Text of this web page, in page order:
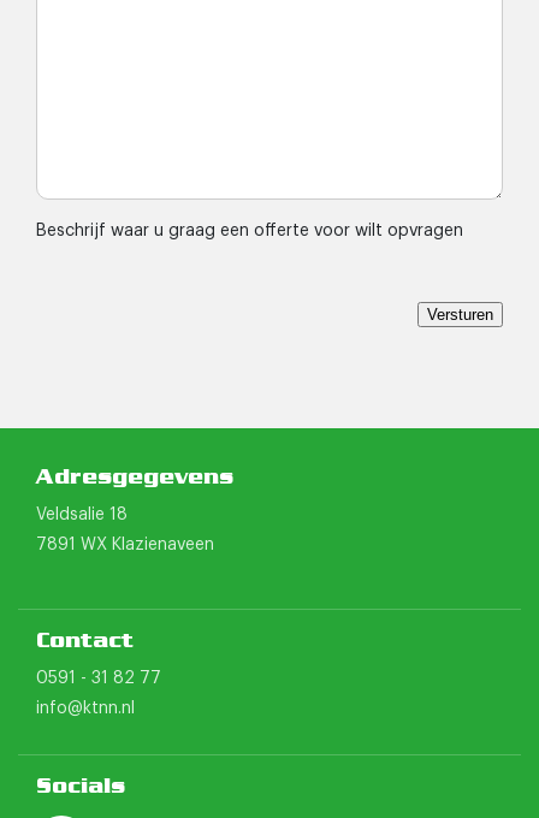
Beschrijf waar u graag een offerte voor wilt opvragen
Versturen
Adresgegevens
Veldsalie 18
7891 WX Klazienaveen
Contact
0591 - 31 82 77
info@ktnn.nl
Socials